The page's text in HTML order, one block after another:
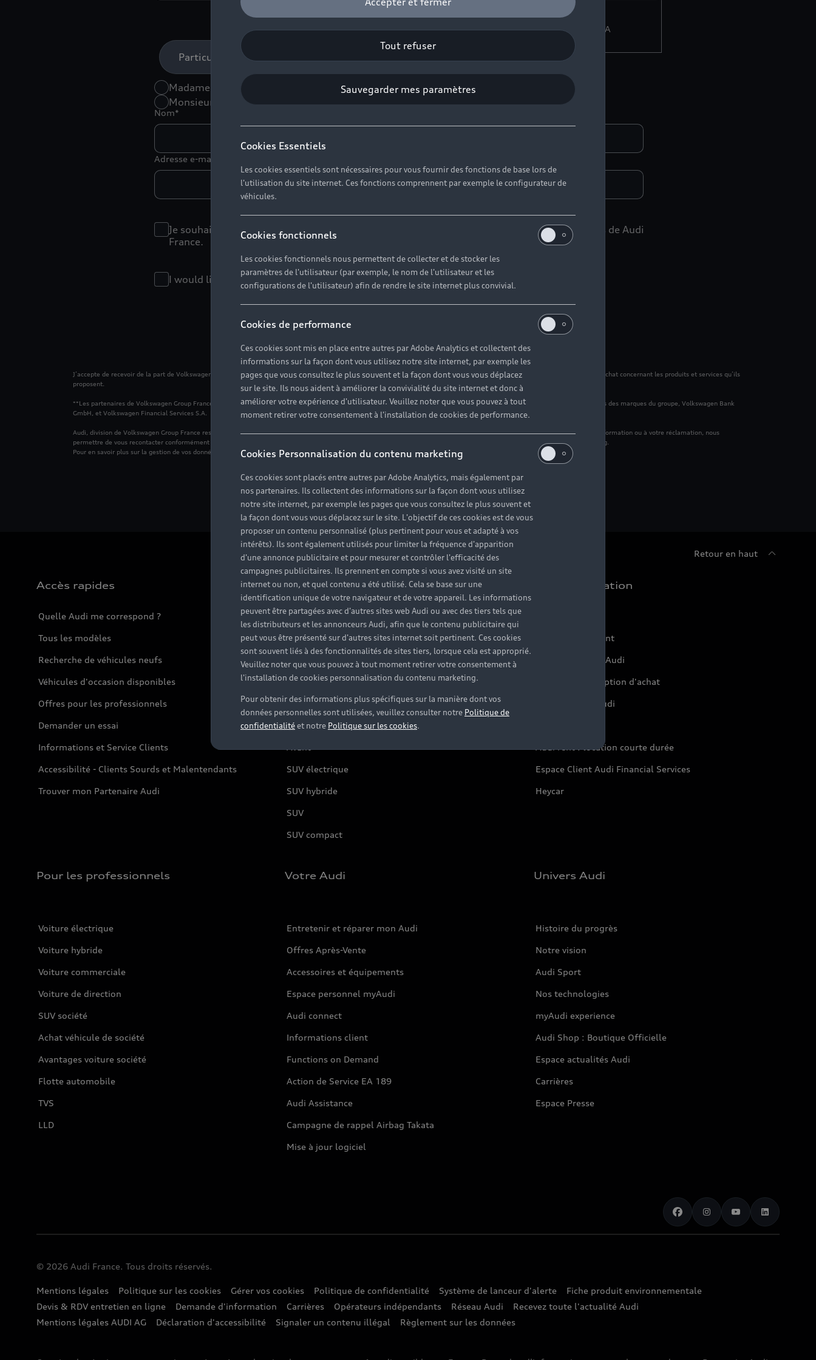
Tout refuser
Sauvegarder mes paramètres
Cookies Essentiels
Les cookies essentiels sont nécessaires pour vous fournir des fonctions de base lors de
l'utilisation du site internet. Ces fonctions comprennent par exemple le configurateur de
véhicules.
Cookies fonctionnels
Les cookies fonctionnels nous permettent de collecter et de stocker les
paramètres de l'utilisateur (par exemple, le nom de l'utilisateur et les
configurations de l'utilisateur) afin de rendre le site internet plus convivial.
Cookies de performance
Ces cookies sont mis en place entre autres par Adobe Analytics et collectent des
informations sur la façon dont vous utilisez notre site internet, par exemple les
pages que vous consultez le plus souvent et la façon dont vous vous déplacez
sur le site. Ils nous aident à améliorer la convivialité du site internet et donc à
améliorer votre expérience d'utilisateur. Veuillez noter que vous pouvez à tout
moment retirer votre consentement à l'installation de cookies de performance.
Cookies Personnalisation du contenu marketing
Ces cookies sont placés entre autres par Adobe Analytics, mais également par
nos partenaires. Ils collectent des informations sur la façon dont vous utilisez
notre site internet, par exemple les pages que vous consultez le plus souvent et
la façon dont vous vous déplacez sur le site. L'objectif de ces cookies est de vous
proposer un contenu personnalisé (plus pertinent pour vous et adapté à vos
intérêts). Ils sont également utilisés pour limiter la fréquence d'apparition
d'une annonce publicitaire et pour mesurer et contrôler l'efficacité des
campagnes publicitaires. Ils prennent en compte si vous avez visité un site
internet ou non, et quel contenu a été utilisé. Cela se base sur une
identification unique de votre navigateur et de votre appareil. Les informations
peuvent être partagées avec d'autres sites web Audi ou avec des tiers tels que
les distributeurs et les annonceurs Audi, afin que le contenu publicitaire qui
peut vous être présenté sur d'autres sites internet soit pertinent. Ces cookies
sont souvent liés à des fonctionnalités de sites tiers, lorsque cela est approprié.
Veuillez noter que vous pouvez à tout moment retirer votre consentement à
l'installation de cookies personnalisation du contenu marketing.
Pour obtenir des informations plus spécifiques sur la manière dont vos
données personnelles sont utilisées, veuillez consulter notre Politique de
confidentialitéet notre Politique sur les cookies.
ESPACE 3000 VESOUL
Rue VICTOR DOLLE ZAC TECHNOLOGIA
Particulier
Madame
Monsieur
Nom*
Adresse e-mail*
Je souhaite recevoir l’actualité, des offres commerciales et des invitations à des événements de Audi
France.
I would like to receive the newsletter.
J’accepte de recevoir de la part de Volkswagen Group France et de ses partenaires**, des offres commerciales y compris des offres personnalisées en fonction de mes données d’achat concernant les produits et services qu’ils
proposent.
**Les partenaires de Volkswagen Group France sont les membres du réseau agréé de Volkswagen Group France et les établissements qui permettent le financement des véhicules des marques du groupe, Volkswagen Bank
GmbH, et Volkswagen Financial Services S.A.
Audi, division de Volkswagen Group France responsable du traitement, traite les données à caractère personnel recueillies dans ce formulaire pour répondre à votre demande d'information ou à votre réclamation, nous
permettre de vous recontacter conformément à votre demande ainsi que, si vous y avez consenti, pour vous envoyer nos offres commerciales et nos actualités à des fins marketing.
Pour en savoir plus sur la gestion de vos données personnelles et pour exercer vos droits, veuillez consulter notre politique de confidentialité
Retour en haut
Accès rapides
Quelle Audi me correspond ?
Tous les modèles
Recherche de véhicules neufs
Véhicules d'occasion disponibles
Offres pour les professionnels
Demander un essai
Informations et Service Clients
Accessibilité - Clients Sourds et Malentendants
Trouver mon Partenaire Audi
Modèles
Électrique
Hybride rechargeable
Citadine
Compacte
Berline
SUV électrique
SUV hybride
SUV
SUV compact
Achat et location
Offres du moment
Configurer mon Audi
Réservation et option d'achat
Financer mon Audi
Audi rent : location courte durée
Espace Client Audi Financial Services
Heycar
Pour les professionnels
Voiture électrique
Voiture hybride
Voiture commerciale
Voiture de direction
SUV société
Achat véhicule de société
Avantages voiture société
Flotte automobile
TVS
LLD
Votre Audi
Entretenir et réparer mon Audi
Offres Après-Vente
Accessoires et équipements
Espace personnel myAudi
Audi connect
Informations client
Functions on Demand
Action de Service EA 189
Audi Assistance
Campagne de rappel Airbag Takata
Mise à jour logiciel
Univers Audi
Histoire du progrès
Notre vision
Audi Sport
Nos technologies
myAudi experience
Audi Shop : Boutique Officielle
Espace actualités Audi
Carrières
Espace Presse
© 2026 Audi France. Tous droits réservés.
Mentions légales Politique sur les cookies Gérer vos cookies Politique de confidentialité Système de lanceur d'alerte
Fiche produit environnementale
Devis & RDV entretien en ligne
Demande d'information Carrières Opérateurs indépendants Réseau Audi
Recevez toute l'actualité Audi
Mentions légales AUDI AG
Déclaration d'accessibilité Signaler un contenu illégal Règlement sur les données